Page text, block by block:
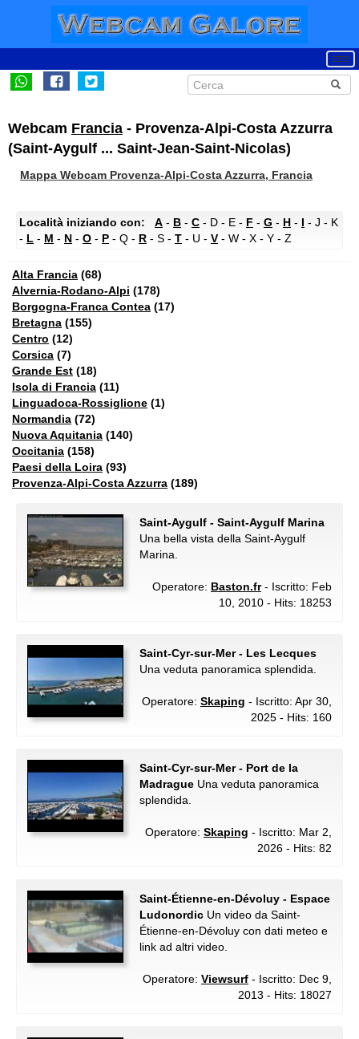
Webcam Francia - Provenza-Alpi-Costa Azzurra
(Saint-Aygulf ... Saint-Jean-Saint-Nicolas)
Mappa Webcam Provenza-Alpi-Costa Azzurra, Francia
Località iniziando con: A - B - C - D - E - F - G - H - I - J - K
- L - M - N - O - P - Q - R - S - T - U - V- W - X - Y - Z
Alta Francia (68)
Alvernia-Rodano-Alpi (178)
Borgogna-Franca Contea (17)
Bretagna (155)
Centro (12)
Corsica (7)
Grande Est (18)
Isola di Francia (11)
Linguadoca-Rossiglione (1)
Normandia (72)
Nuova Aquitania (140)
Occitania (158)
Paesi della Loira (93)
Provenza-Alpi-Costa Azzurra (189)
Saint-Aygulf - Saint-Aygulf Marina
Una bella vista della Saint-Aygulf
Marina.
Operatore: Baston.fr- Iscritto: Feb
10, 2010 - Hits: 18253
Saint-Cyr-sur-Mer - Les Lecques
Una veduta panoramica splendida.
Operatore: Skaping - Iscritto: Apr 30,
2025 - Hits: 160
Saint-Cyr-sur-Mer - Port de la
Madrague Una veduta panoramica
splendida.
Operatore: Skaping - Iscritto: Mar 2,
2026 - Hits: 82
Saint-Étienne-en-Dévoluy - Espace
Ludonordic Un video da Saint-
Étienne-en-Dévoluy con dati meteo e
link ad altri video.
Operatore: Viewsurf - Iscritto: Dec 9,
2013 - Hits: 18027